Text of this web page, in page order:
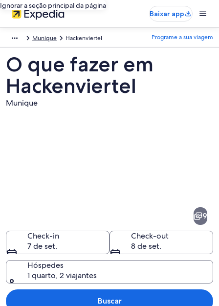
Ignorar a seção principal da página
Baixar app
Munique Hackenviertel Programe a sua viagem
O que fazer em
Hackenviertel
Munique
Um edifício histórico com fachadas
9
Check-in
7 de set.
Check-out
8 de set.
Hóspedes
1 quarto, 2 viajantes
Buscar